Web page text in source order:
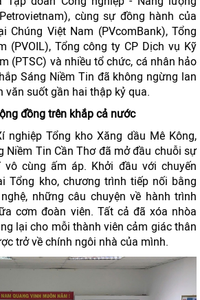
cùng sự đồng hành của
Chúng Việt Nam (PVcomBank), Tổng
(PVOIL), Tổng công ty CP Dịch vụ Kỹ
(PTSC) và nhiều tổ chức, cá nhân hảo
Sáng Niềm Tin đã không ngừng lan
văn suốt gần hai thập kỷ qua.
đồng trên khắp cả nước
nghiệp Tổng kho Xăng dầu Mê Kông,
Niềm Tin Cần Thơ đã mở đầu chuỗi sự
vô cùng ấm áp. Khởi đầu với chuyến
Tổng kho, chương trình tiếp nối bằng
những câu chuyện về hành trình
cơm đoàn viên. Tất cả đã xóa nhòa
lại cho mỗi thành viên cảm giác thân
trở về chính ngôi nhà của mình.